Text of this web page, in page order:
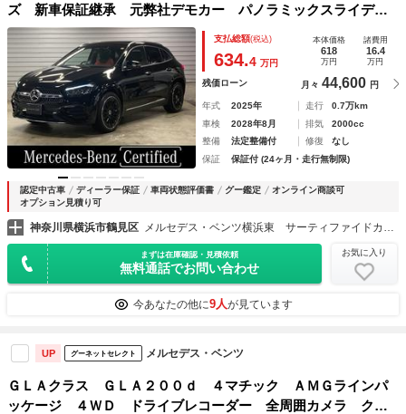
ズ 新車保証継承 元弊社デモカー パノラミックスライディ
ングルーフ コスモスブラック ３６０度カメラ ２０インチ
ＡＭＧアルミホイール ＥＴＣ シートヒーター（運転席・助
手席） アンビエントライト 本革シー
支払総額(税込)
634.4 万円
本体価格
618
万円
諸費用
16.4
万円
残価ローン 月々 44,600 円
年式 2025年 走行
0.7万km
車検
2028年8月 排気
2000cc
整備
法定整備付 修復
なし
保証
保証付 (24ヶ月・走行無制限)
認定中古車 ディーラー保証 車両状態評価書 グー鑑定
オンライン商談可
オプション見積り可
神奈川県横浜市鶴見区
まずは在庫確認・見積依頼
無料通話でお問い合わせ
お気に入り
今あなたの他に9人が見ています
UP グーネットセレクト メルセデス・ベンツ
ＧＬＡクラス ＧＬＡ２００ｄ ４マチック ＡＭＧラインパ
ッケージ ４ＷＤ ドライブレコーダー 全周囲カメラ クリ